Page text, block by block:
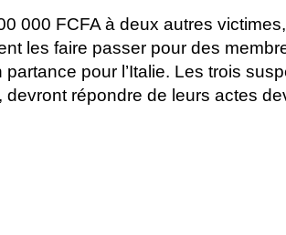
000 FCFA à deux autres
les faire passer pour des
partance pour l’Italie. Les trois
répondre de leurs actes